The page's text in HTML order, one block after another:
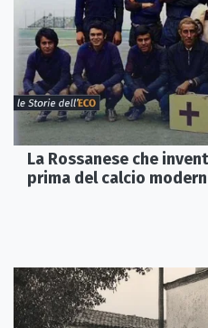
La Rossanese che
prima del calcio